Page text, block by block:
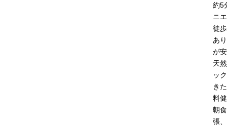
約5
ニ
徒
あ
が
天
ッ
き
料
朝
張